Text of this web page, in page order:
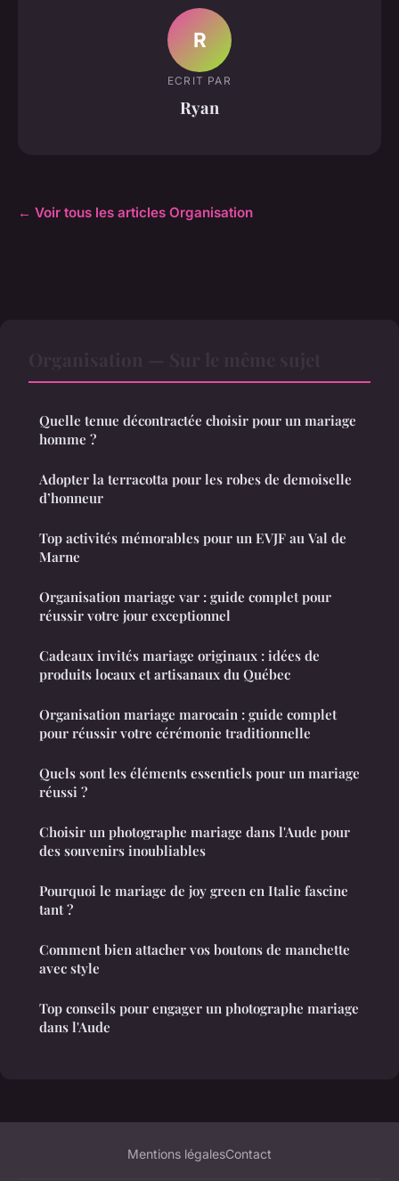
R
ECRIT PAR
Ryan
← Voir tous les articles Organisation
Quelle tenue décontractée choisir pour un mariage
homme ?
Adopter la terracotta pour les robes de demoiselle
d’honneur
Top activités mémorables pour un EVJF au Val de
Marne
Organisation mariage var : guide complet pour
réussir votre jour exceptionnel
Cadeaux invités mariage originaux : idées de
produits locaux et artisanaux du Québec
Organisation mariage marocain : guide complet
pour réussir votre cérémonie traditionnelle
Quels sont les éléments essentiels pour un mariage
réussi ?
Choisir un photographe mariage dans l'Aude pour
des souvenirs inoubliables
Pourquoi le mariage de joy green en Italie fascine
tant ?
Comment bien attacher vos boutons de manchette
avec style
Top conseils pour engager un photographe mariage
dans l'Aude
Mentions légalesContact